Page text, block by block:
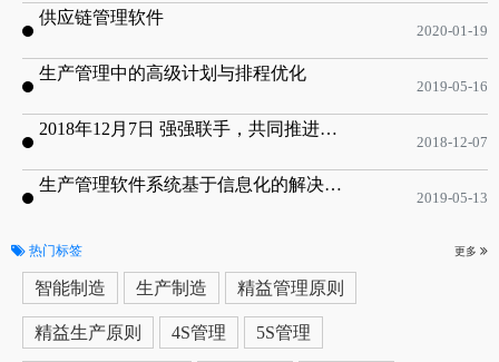
供应链管理软件
2020-01-19
生产管理中的高级计划与排程优化
2019-05-16
2018年12月7日 强强联手，共同推进电子器件领域APS应用典范 风华高科生产自动化工业互联网应用项目-APS项目启动会
2018-12-07
生产管理软件系统基于信息化的解决方案
2019-05-13
热门标签 更多
智能制造 生产制造 精益管理原则
精益生产原则 4S管理 5S管理